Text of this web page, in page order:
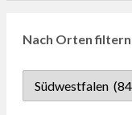
Nach Orten filtern